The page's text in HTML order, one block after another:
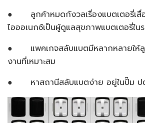
● ลูกค้าหมดกังวลเรื่องแบตเตอรี่เสื่อ
ไอออเนกซ์เป็นผู้ดูแลสุขภาพแบตเตอรี่ใน
● แพคเกจสลับแบตมีหลากหลายให้ลู
งานที่เหมาะสม
● หาสถานีสลับแบตง่าย อยู่ในปั๊ม ป